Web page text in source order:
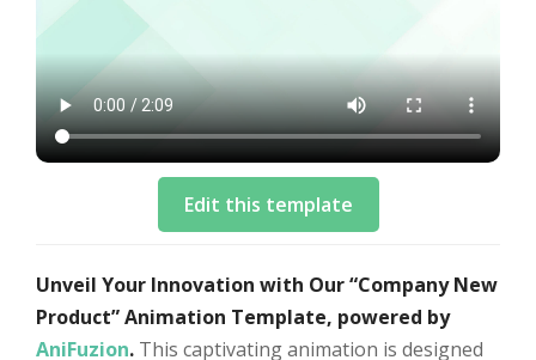
Edit this template
Unveil Your Innovation with Our “Company New
Product” Animation Template, powered by
AniFuzion. This captivating animation is designed